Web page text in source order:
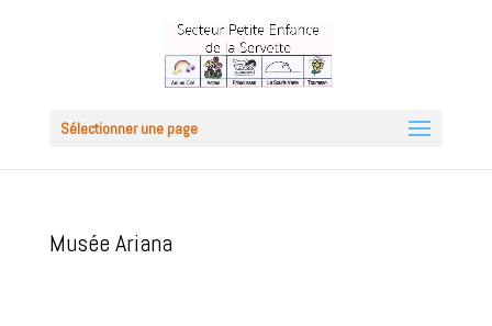
Sélectionner une page
Musée Ariana